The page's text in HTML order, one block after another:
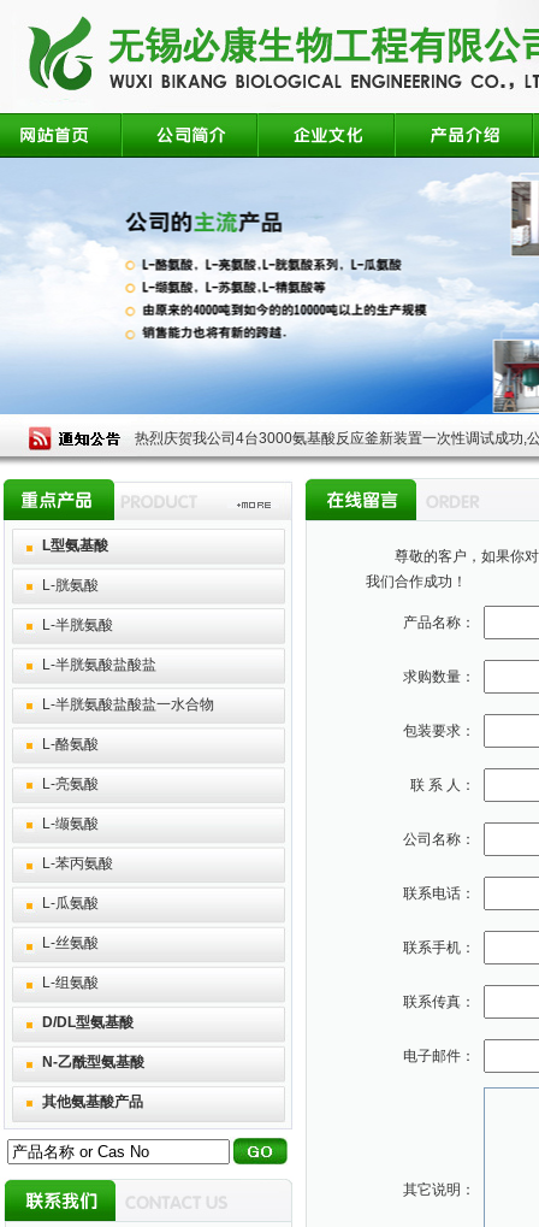
热烈庆贺我公司4台3000氨基酸反应釜新装置一次性调试成功,
L型氨基酸
L-胱氨酸
L-半胱氨酸
L-半胱氨酸盐酸盐
L-半胱氨酸盐酸盐一水合物
L-酪氨酸
L-亮氨酸
L-缬氨酸
L-苯丙氨酸
L-瓜氨酸
L-丝氨酸
L-组氨酸
D/DL型氨基酸
N-乙酰型氨基酸
其他氨基酸产品
尊敬的客户，如果你对
我们合作成功！
产品名称：
求购数量：
包装要求：
联 系 人：
公司名称：
联系电话：
联系手机：
联系传真：
电子邮件：
其它说明：